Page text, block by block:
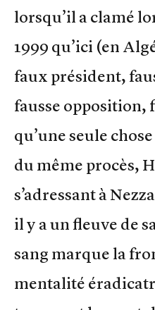
lorsqu’il a clamé
1999 qu’ici (en
faux président,
fausse opposition,
qu’une seule
du même procès,
s’adressant à
il y a un fleuve de
sang marque la
mentalité